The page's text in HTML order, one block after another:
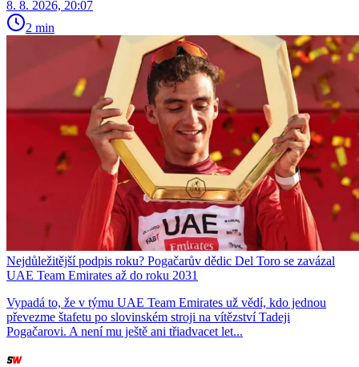
8. 8. 2026, 20:07
2 min
Nejdůležitější podpis roku? Pogačarův dědic Del Toro se zavázal
UAE Team Emirates až do roku 2031
Vypadá to, že v týmu UAE Team Emirates už vědí, kdo jednou
převezme štafetu po slovinském stroji na vítězství Tadeji
Pogačarovi. A není mu ještě ani třiadvacet let...